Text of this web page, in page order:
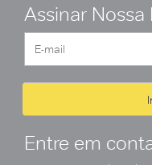
Assinar
Entre em